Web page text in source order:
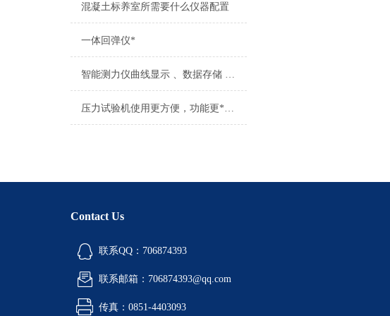
混凝土标养室所需要什么仪器配置
一体回弹仪*
智能测力仪曲线显示 、数据存储 、多功能型
压力试验机使用更方便，功能更*，更能满足用户的需求
Contact Us
联系QQ：706874393
联系邮箱：706874393@qq.com
传真：0851-4403093